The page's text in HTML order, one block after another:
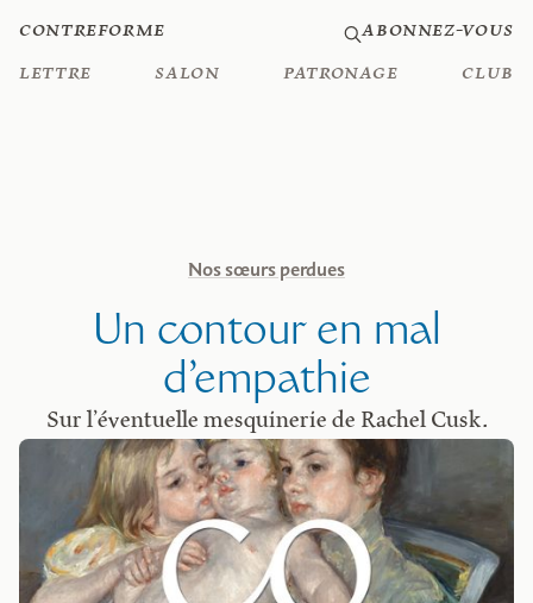
Contreforme
Lettre
Salon Patronage Club
Abonnez-vous
Nos sœurs perdues
Un contour en mal
d’empathie
Sur l’éventuelle mesquinerie de Rachel Cusk.